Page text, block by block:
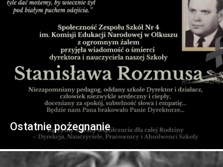
Ostatnie pożegnanie